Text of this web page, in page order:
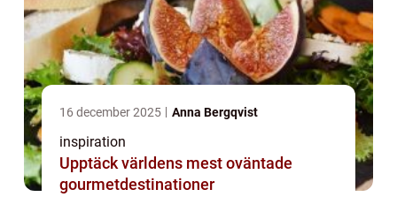
16 december 2025 Anna Bergqvist
inspiration
Upptäck världens mest oväntade
gourmetdestinationer